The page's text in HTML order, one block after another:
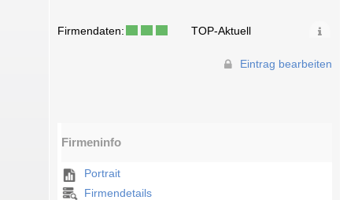
Firmendaten: TOP-Aktuell
Eintrag bearbeiten
Firmeninfo
Portrait
Firmendetails